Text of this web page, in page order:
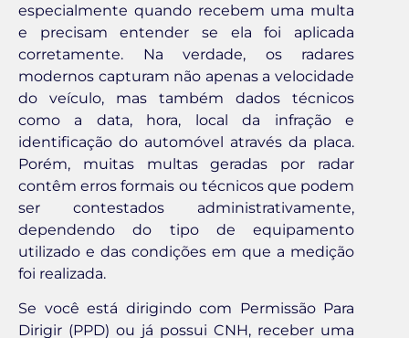
especialmente quando recebem uma multa
e precisam entender se ela foi aplicada
corretamente. Na verdade, os radares
modernos capturam não apenas a velocidade
do veículo, mas também dados técnicos
como a data, hora, local da infração e
identificação do automóvel através da placa.
Porém, muitas multas geradas por radar
contêm erros formais ou técnicos que podem
ser contestados administrativamente,
dependendo do tipo de equipamento
utilizado e das condições em que a medição
foi realizada.
Se você está dirigindo com Permissão Para
Dirigir (PPD) ou já possui CNH, receber uma